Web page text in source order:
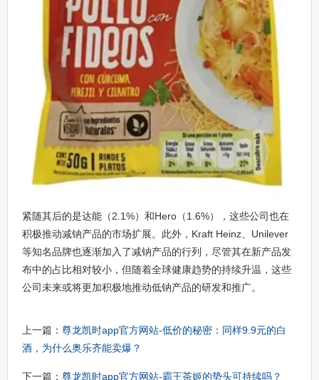
紧随其后的是达能（2.1%）和Hero（1.6%），这些公司也在
积极推动减钠产品的市场扩展。此外，Kraft Heinz、Unilever
等知名品牌也逐渐加入了减钠产品的行列，尽管其在新产品发
布中的占比相对较小，但随着全球健康趋势的持续升温，这些
公司未来或将更加积极地推动低钠产品的研发和推广。
上一篇： 尊龙凯时app官方网站-低价的秘密：同样9.9元的白
酒，为什么奥乐齐能卖爆？
下一篇： 尊龙凯时app官方网站-霸王茶姬的势头可持续吗？